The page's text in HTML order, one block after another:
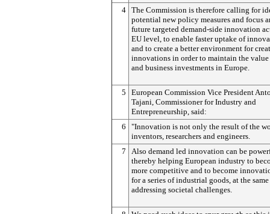
4 The Commission is therefore calling for
potential new policy measures and focus
future targeted demand-side innovation
EU level, to enable faster uptake of
and to create a better environment for
innovations in order to maintain the
and business investments in Europe.
5
European Commission Vice President
Tajani, Commissioner for Industry and
Entrepreneurship, said:
6
"Innovation is not only the result of the
inventors, researchers and engineers.
7
Also demand led innovation can be
thereby helping European industry to
more competitive and to become
for a series of industrial goods, at the
addressing societal challenges.